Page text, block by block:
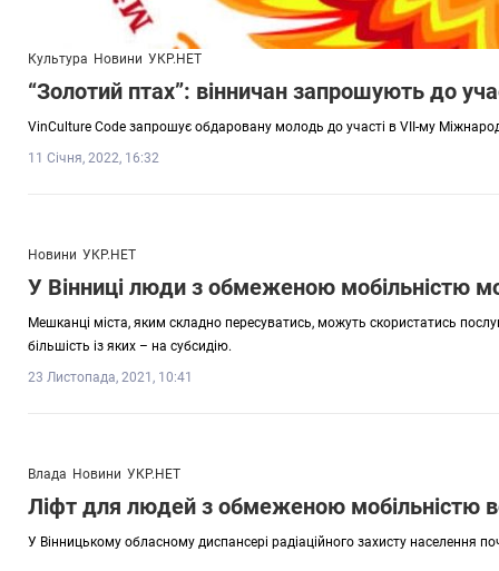
Культура Новини УКР.НЕТ
“Золотий птах”: вінничан запрошують до
VinCulture Code запрошує обдаровану молодь до участі в VІІ-му
11 Січня, 2022, 16:32
Новини УКР.НЕТ
У Вінниці люди з обмеженою мобільністю
Мешканці міста, яким складно пересуватись, можуть скористатись
більшість із яких – на субсидію.
23 Листопада, 2021, 10:41
Влада Новини УКР.НЕТ
Ліфт для людей з обмеженою мобільністю
У Вінницькому обласному диспансері радіаційного захисту населення